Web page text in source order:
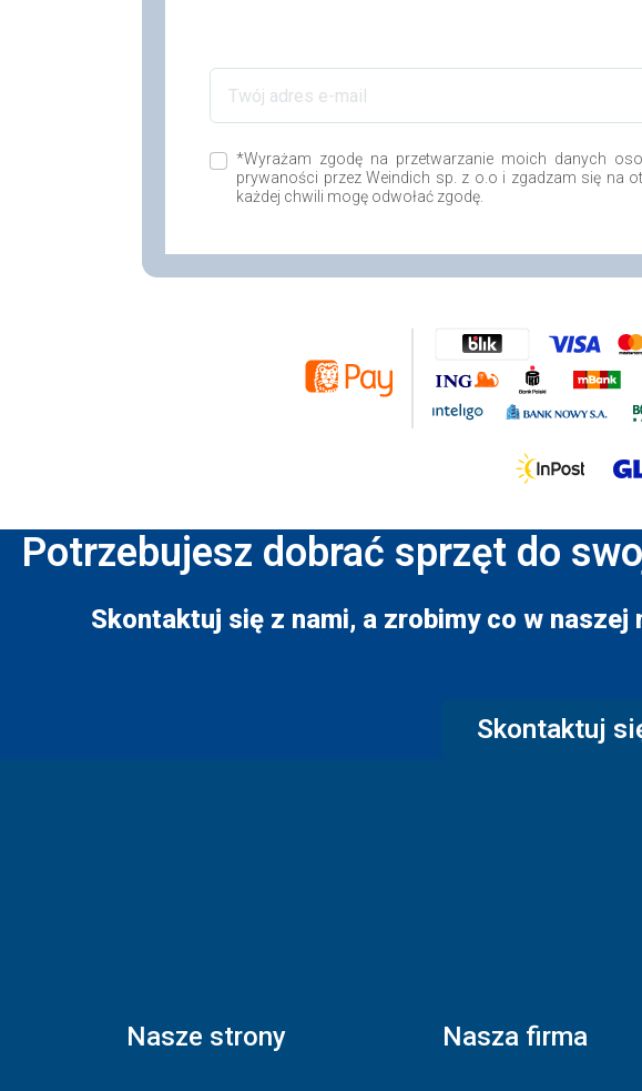
*Wyrażam zgodę na przetwarzanie moich danych
prywaności przez Weindich sp. z o.o i zgadzam się na
każdej chwili mogę odwołać zgodę.
Potrzebujesz dobrać sprzęt do
Skontaktuj się z nami, a zrobimy co w naszej
Skontaktuj
Nasze strony Nasza firma